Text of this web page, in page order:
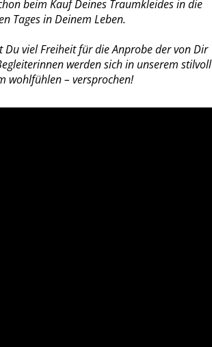
beim Kauf Deines Traumkleides in die
Tages in Deinem Leben.
viel Freiheit für die Anprobe der von Dir
werden sich in unserem stilvoll
wohlfühlen – versprochen!